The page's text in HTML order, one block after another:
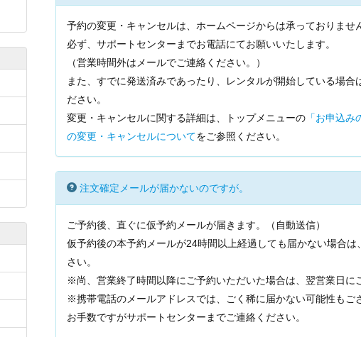
予約の変更・キャンセルは、ホームページからは承っておりませ
必ず、サポートセンターまでお電話にてお願いいたします。
（営業時間外はメールでご連絡ください。）
また、すでに発送済みであったり、レンタルが開始している場合
ださい。
変更・キャンセルに関する詳細は、トップメニューの 「お申込
の変更・キャンセルについてをご参照ください。
注文確定メールが届かないのですが。
ご予約後、直ぐに仮予約メールが届きます。（自動送信）
仮予約後の本予約メールが24時間以上経過しても届かない場合
さい。
※尚、営業終了時間以降にご予約いただいた場合は、翌営業日に
※携帯電話のメールアドレスでは、ごく稀に届かない可能性もご
お手数ですがサポートセンターまでご連絡ください。